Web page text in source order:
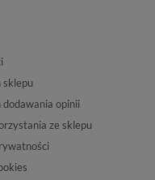
sklepu
dodawania opinii
ze sklepu